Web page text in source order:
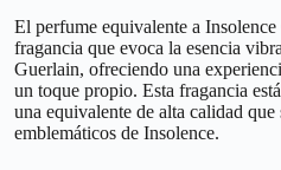
El perfume equivalente a
fragancia que evoca la esencia
Guerlain, ofreciendo una
un toque propio. Esta fragancia
una equivalente de alta calidad que
emblemáticos de Insolence.